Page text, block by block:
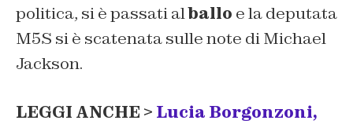
politica, si è passati alballo e la deputata
M5S si è scatenata sulle note di Michael
Jackson.
LEGGI ANCHE > Lucia Borgonzoni,